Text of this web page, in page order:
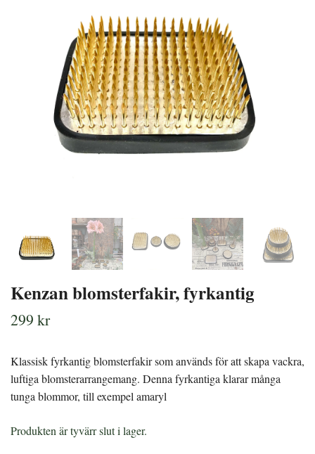
Kenzan blomsterfakir, fyrkantig
299 kr
Klassisk fyrkantig blomsterfakir som används för att skapa vackra,
luftiga blomsterarrangemang. Denna fyrkantiga klarar många
tunga blommor, till exempel amaryl
Produkten är tyvärr slut i lager.